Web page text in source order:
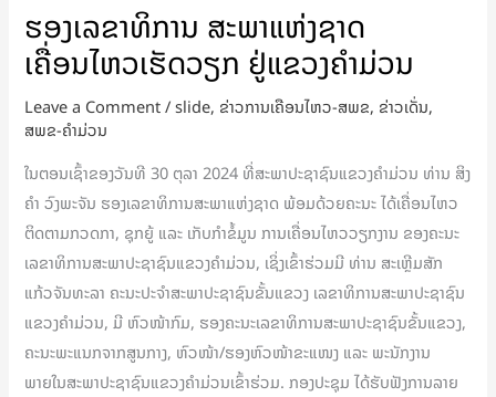
ຮອງເລຂາທິການ ສະພາແຫ່ງຊາດ
ເຄື່ອນໄຫວເຮັດວຽກ ຢູ່ແຂວງຄໍາມ່ວນ
Leave a Comment/slide, ຂ່າວການເຄືອນໄຫວ-ສພຂ, ຂ່າວເດັ່ນ,
ສພຂ-ຄໍາມ່ວນ
ໃນຕອນເຊົ້າຂອງວັນທີ 30 ຕຸລາ 2024 ທີ່ສະພາປະຊາຊົນແຂວງຄໍາມ່ວນ ທ່ານ ສິງ
ຄໍາ ວົງພະຈັນ ຮອງເລຂາທິການສະພາແຫ່ງຊາດ ພ້ອມດ້ວຍຄະນະ ໄດ້ເຄື່ອນໄຫວ
ຕິດຕາມກວດກາ, ຊຸກຍູ້ ແລະ ເກັບກຳຂໍ້ມູນ ການເຄື່ອນໄຫວວຽກງານ ຂອງຄະນະ
ເລຂາທິການສະພາປະຊາຊົນແຂວງຄໍາມ່ວນ, ເຊິ່ງເຂົ້າຮ່ວມມີ ທ່ານ ສະເຫຼີມສັກ
ແກ້ວຈັນທະລາ ຄະນະປະຈໍາສະພາປະຊາຊົນຂັ້ນແຂວງ ເລຂາທິການສະພາປະຊາຊົນ
ແຂວງຄໍາມ່ວນ, ມີ ຫົວໜ້າກົມ, ຮອງຄະນະເລຂາທິການສະພາປະຊາຊົນຂັ້ນແຂວງ,
ຄະນະພະແນກຈາກສູນກາງ, ຫົວໜ້າ/ຮອງຫົວໜ້າຂະແໜງ ແລະ ພະນັກງານ
ພາຍໃນສະພາປະຊາຊົນແຂວງຄໍາມ່ວນເຂົ້າຮ່ວມ. ກອງປະຊຸມ ໄດ້ຮັບຟັງການລາຍ
ສະພາ
ແຫ່ງຊາດ
ເຮັດ
ຢູ່
ແຂວງ
ຄໍາ
ມ່ວນ